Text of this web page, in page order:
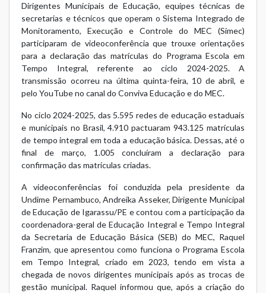
Dirigentes Municipais de Educação, equipes técnicas de
secretarias e técnicos que operam o Sistema Integrado de
Monitoramento, Execução e Controle do MEC (Simec)
participaram de videoconferência que trouxe orientações
para a declaração das matrículas do Programa Escola em
Tempo Integral, referente ao ciclo 2024-2025. A
transmissão ocorreu na última quinta-feira, 10 de abril, e
pelo YouTube no canal do Conviva Educação e do MEC.
No ciclo 2024-2025, das 5.595 redes de educação estaduais
e municipais no Brasil, 4.910 pactuaram 943.125 matrículas
de tempo integral em toda a educação básica. Dessas, até o
final de março, 1.005 concluíram a declaração para
confirmação das matrículas criadas.
A videoconferências foi conduzida pela presidente da
Undime Pernambuco, Andreika Asseker, Dirigente Municipal
de Educação de Igarassu/PE e contou com a participação da
coordenadora-geral de Educação Integral e Tempo Integral
da Secretaria de Educação Básica (SEB) do MEC, Raquel
Franzim, que apresentou como funciona o Programa Escola
em Tempo Integral, criado em 2023, tendo em vista a
chegada de novos dirigentes municipais após as trocas de
gestão municipal. Raquel informou que, após a criação do